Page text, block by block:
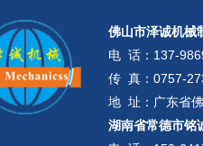
碳化钨喷涂
可用于热喷涂工艺
佛山市泽诚机械
电 话： 137-
传 真：0757-
地 址：广东省
湖南省常德市铭